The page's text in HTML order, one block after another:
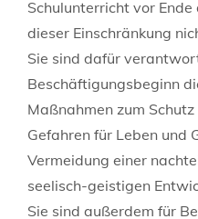
Schulunterricht vor
dieser Einschränkung
Sie sind dafür
Beschäftigungsbeginn
Maßnahmen zum
Gefahren für Leben und
Vermeidung einer
seelisch-geistigen
Sie sind außerdem für